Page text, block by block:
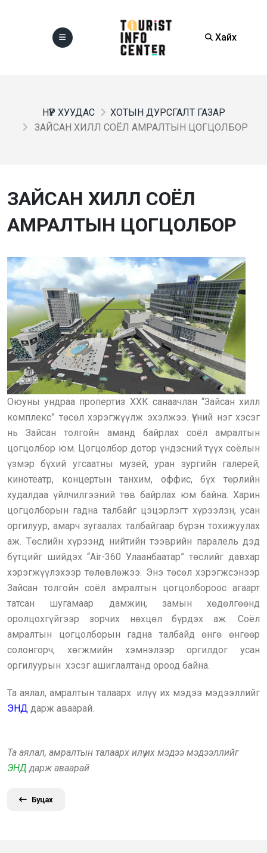
Хайх
НҮҮР ХУУДАС
ХОТЫН ДУРСГАЛТ ГАЗАР
ЗАЙСАН ХИЛЛ СОЁЛ АМРАЛТЫН ЦОГЦОЛБОР
ЗАЙСАН ХИЛЛ СОЁЛ
АМРАЛТЫН ЦОГЦОЛБОР
Оюуны ундраа пропертиз ХХК санаачлан “Зайсан хилл
комплекс” төсөл хэрэгжүүлж эхэлжээ. Үүний нэг хэсэг
нь Зайсан толгойн аманд байрлах соёл амралтын
цогцолбор юм. Цогцолбор дотор үндэсний түүх соёлын
үзмэр бүхий угсаатны музей, уран зургийн галерей,
кинотеатр, концертын танхим, оффис, бүх төрлийн
худалдаа үйлчилгээний төв байрлах юм байна. Харин
цогцолборын гадна талбайг цэцэрлэгт хүрээлэн, усан
оргилуур, амарч зугаалах талбайгаар бүрэн тохижуулах
аж. Төслийн хүрээнд нийтийн тээврийн паралель дэд
бүтцийг шийдэх “Air-360 Улаанбаатар” төслийг давхар
хэрэгжүүлэхээр төлөвлөжээ. Энэ төсөл хэрэгжсэнээр
Зайсан толгойн соёл амралтын цогцолбороос агаарт
татсан шугамаар дамжин, замын хөдөлгөөнд
оролцохгүйгээр зорчих нөхцөл бүрдэх аж. Соёл
амралтын цогцолборын гадна талбайд өнгө өнгөөр
солонгорч, хөгжмийн хэмнэлээр оргилдог усан
оргилуурын хэсэг ашиглалтанд ороод байна.
Та аялал, амралтын талаарх илүү их мэдээ мэдээллийг
ЭНД дарж аваарай.
Та аялал, амралтын талаарх илүү их мэдээ мэдээллийг
ЭНД дарж аваарай
Буцах